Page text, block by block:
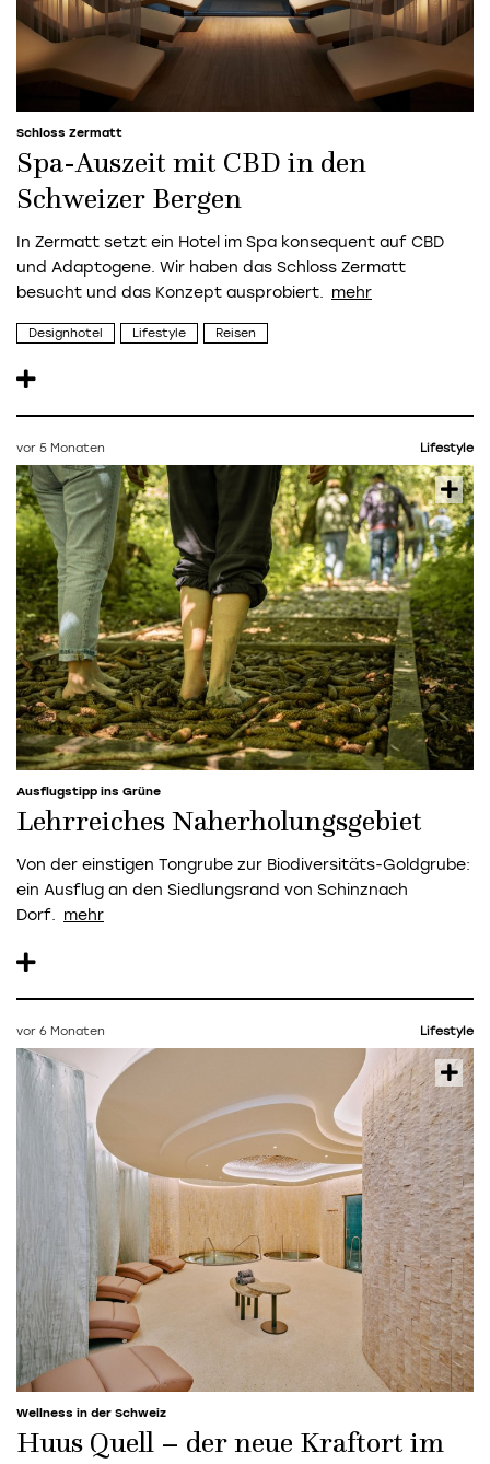
Schloss Zermatt
Spa-Auszeit mit CBD in den
Schweizer Bergen
In Zermatt setzt ein Hotel im Spa konsequent auf CBD
und Adaptogene. Wir haben das Schloss Zermatt
besucht und das Konzept ausprobiert.
Designhotel Lifestyle Reisen
vor 5 Monaten Lifestyle
Ausflugstipp ins Grüne
Lehrreiches Naherholungsgebiet
Von der einstigen Tongrube zur Biodiversitäts-Goldgrube:
ein Ausflug an den Siedlungsrand von Schinznach
Dorf.
vor 6 Monaten Lifestyle
Wellness in der Schweiz
Huus Quell – der neue Kraftort im